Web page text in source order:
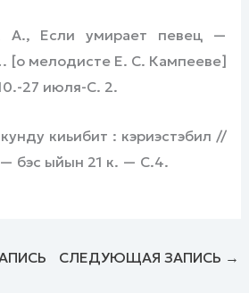
Если умирает певец —
[о мелодисте Е. С. Кампееве]
27 июля-С. 2.
киьибит : кэриэстэбил //
бэс ыйын 21 к. — С.4.
СЛЕДУЮЩАЯ ЗАПИСЬ →